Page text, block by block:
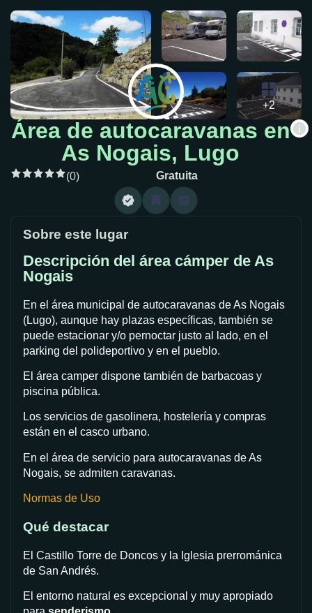
+2
Área de autocaravanas en
As Nogais, Lugo
(0) Gratuita
Sobre este lugar
Descripción del área cámper de As
Nogais
En el área municipal de autocaravanas de As Nogais
(Lugo), aunque hay plazas específicas, también se
puede estacionar y/o pernoctar justo al lado, en el
parking del polideportivo y en el pueblo.
El área camper dispone también de barbacoas y
piscina pública.
Los servicios de gasolinera, hostelería y compras
están en el casco urbano.
En el área de servicio para autocaravanas de As
Nogais, se admiten caravanas.
Normas de Uso
Qué destacar
El Castillo Torre de Doncos y la Iglesia prerrománica
de San Andrés.
El entorno natural es excepcional y muy apropiado